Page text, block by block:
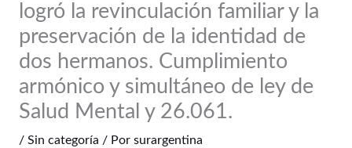
logró la revinculación familiar y la
preservación de la identidad de
dos hermanos. Cumplimiento
armónico y simultáneo de ley de
Salud Mental y 26.061.
/ Sin categoría / Por surargentina